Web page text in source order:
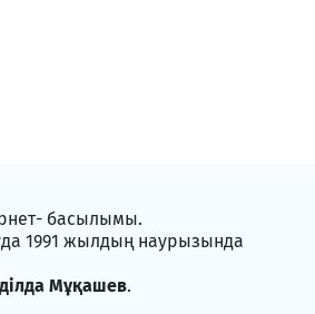
басылымы.
1991 жылдың наурызында
Мұқашев.